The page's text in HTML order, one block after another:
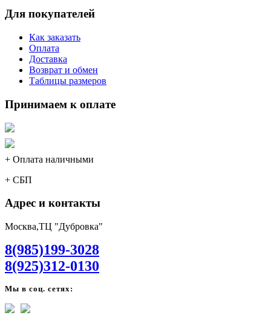
Для покупателей
Как заказать
Оплата
Доставка
Возврат и обмен
Таблицы размеров
Принимаем к оплате
+ Оплата наличными
+ СБП
Адрес и контакты
Москва,ТЦ "Дубровка"
8(985)199-3028
8(925)312-0130
Мы в соц. сетях: